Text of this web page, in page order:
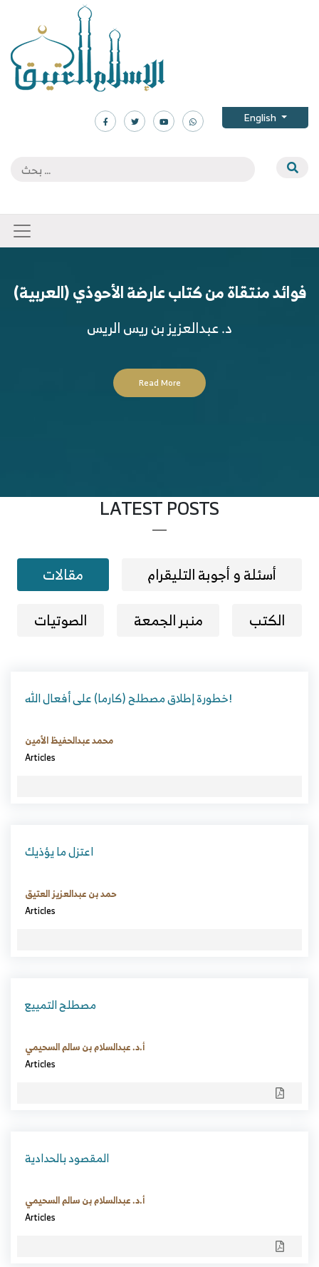
English
(العربية) فوائد منتقاة من كتاب عارضة الأحوذي
د. عبدالعزيز بن ريس الريس
Read More
LATEST POSTS
مقالات
أسئلة و أجوبة التليقرام
الصوتيات
منبر الجمعة الكتب
خطورة إطلاق مصطلح (كارما) على أفعال الله!
محمد عبدالحفيظ الأمين
Articles
اعتزل ما يؤذيك
حمد بن عبدالعزيز العتيق
Articles
مصطلح التمييع
أ.د. عبدالسلام بن سالم السحيمي
Articles
المقصود بالحدادية
أ.د. عبدالسلام بن سالم السحيمي
Articles